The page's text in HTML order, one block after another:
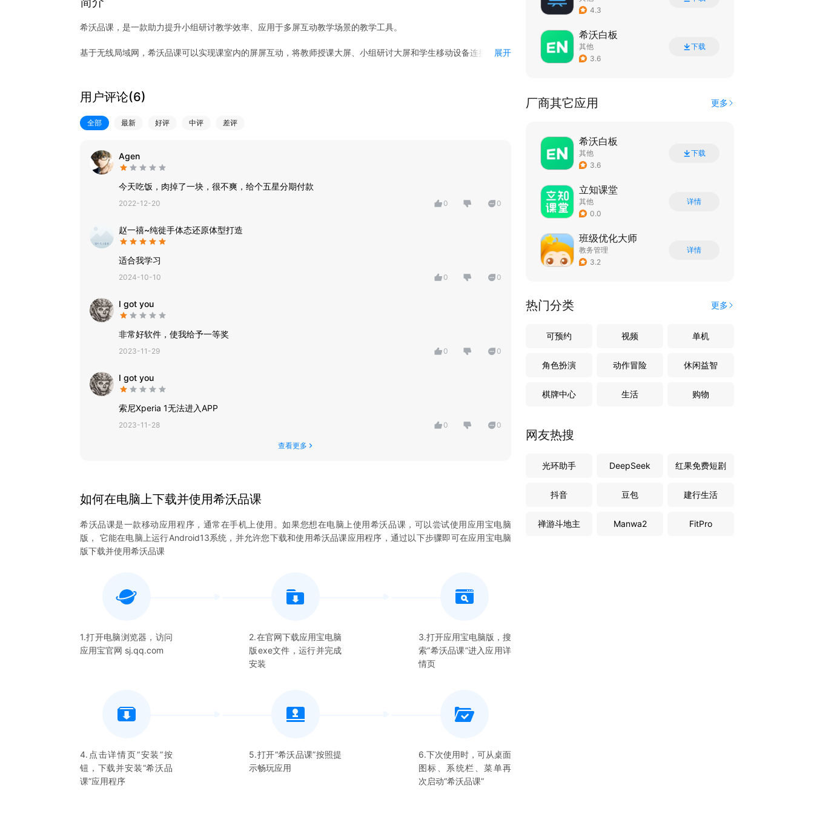
希沃品课，是一款助力提升小组研讨教学效率、应用于多屏互动教学场景的教学工具。
基于无线局域网，希沃品课可以实现课室内的屏屏互动，将教师授课大屏、小组研讨大屏和学生移动设备连接。
打通教师、小组、学生屏幕间的连接，支持多屏投屏和全局广播，高效分享信息，提高教学效率。
2.小组协同 激发全员讨论
学生在小组内自由投屏、共享文件，借助希沃白板激发全员参与全员讨论的小组环境。
课中互动答题功能，满足教学的即时反馈，课后一键获取学情数据和无感考勤数据，提供多维度教学过程信息。
展开
用户评论(6)
全部 最新 好评 中评 差评
Agen
今天吃饭，肉掉了一块，很不爽，给个五星分期付款
2022-12-20 0 0
赵一禧~纯徙手体态还原体型打造
适合我学习
2024-10-10 0 0
I got you
非常好软件，使我给予一等奖
2023-11-29 0 0
I got you
索尼Xperia 1无法进入APP
2023-11-28 0 0
查看更多
如何在电脑上下载并使用希沃品课
希沃品课是一款移动应用程序，通常在手机上使用。如果您想在电脑上使用希沃品课 ，可以尝试使用应用宝电脑
版， 它能在电脑上运行Android13系统，并允许您下载和使用希沃品课应用程序，通过以下步骤即可在应用宝电脑
版下载并使用希沃品课
1.打开电脑浏览器，访问
应用宝官网 sj.qq.com
2.在官网下载应用宝电脑
版exe文件，运行并完成
安装
3.打开应用宝电脑版，搜
索“希沃品课”进入应用详
情页
4.点击详情页“安装”按
钮，下载并安装“希沃品
课”应用程序
5.打开“希沃品课”按照提
示畅玩应用
6.下次使用时，可从桌面
图标、系统栏、菜单再
次启动“希沃品课”
4.3
希沃白板
其他
3.6
下载
厂商其它应用 更多
希沃白板
其他
3.6
下载
立知课堂
其他
0.0
详情
班级优化大师
教务管理
3.2
详情
热门分类 更多
可预约 视频 单机
角色扮演 动作冒险 休闲益智
棋牌中心 生活 购物
网友热搜
光环助手 DeepSeek 红果免费短剧
抖音 豆包 建行生活
禅游斗地主 Manwa2 FitPro